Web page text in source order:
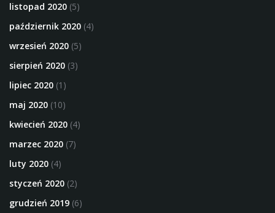
listopad 2020 (5)
październik 2020 (4)
wrzesień 2020 (5)
sierpień 2020 (3)
lipiec 2020 (1)
maj 2020 (10)
kwiecień 2020 (4)
marzec 2020 (7)
luty 2020 (4)
styczeń 2020 (2)
grudzień 2019 (6)